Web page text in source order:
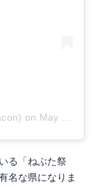
on May 29, 2018 at 6:00pm PDT
る「ねぶた祭
名な県になりま